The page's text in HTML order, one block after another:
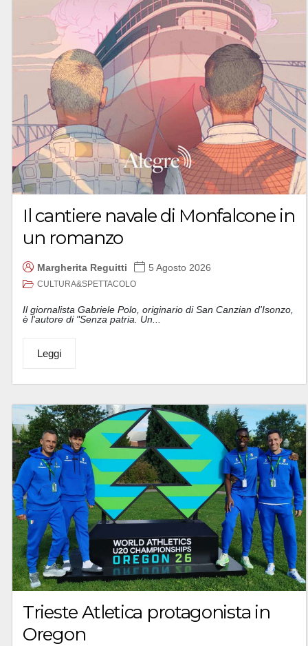
Il cantiere navale di Monfalcone in
un romanzo
Margherita Reguitti 5 Agosto 2026
CULTURA&SPETTACOLO
Il giornalista Gabriele Polo, originario di San Canzian d'Isonzo,
è l'autore di "Senza patria. Un...
Leggi
Trieste Atletica protagonista in
Oregon